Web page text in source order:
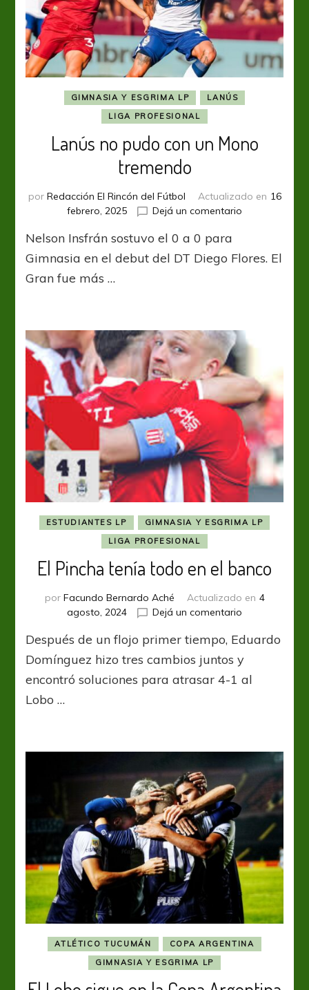
GIMNASIA Y ESGRIMA LP
LANÚS
LIGA PROFESIONAL
Lanús no pudo con un Mono
tremendo
por Redacción El Rincón del Fútbol Actualizado en 16
febrero, 2025
Dejá un comentario
pudo
Nelson Insfrán sostuvo el 0 a 0 para
Gimnasia en el debut del DT Diego Flores. El
Gran fue más …
ESTUDIANTES LP
GIMNASIA Y ESGRIMA LP
LIGA PROFESIONAL
El Pincha tenía todo en el banco
por Facundo Bernardo Aché Actualizado en 4
agosto, 2024
Dejá un comentario
Pincha
tenía
en
Después de un flojo primer tiempo, Eduardo
Domínguez hizo tres cambios juntos y
encontró soluciones para atrasar 4-1 al
Lobo …
ATLÉTICO TUCUMÁN
COPA ARGENTINA
GIMNASIA Y ESGRIMA LP